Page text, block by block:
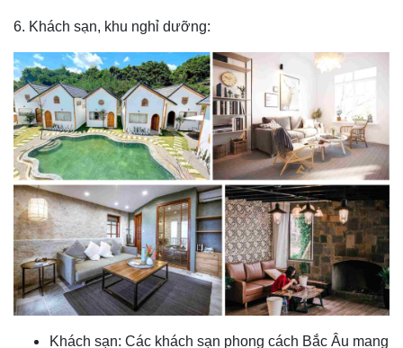
6. Khách sạn, khu nghỉ dưỡng:
Khách sạn: Các khách sạn phong cách Bắc Âu mang